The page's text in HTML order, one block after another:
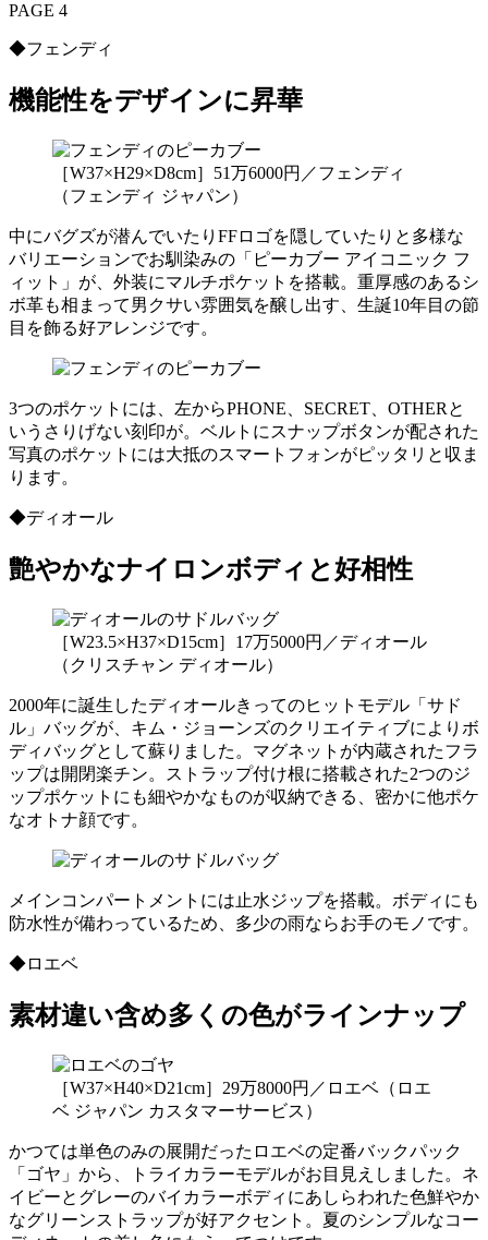
PAGE 4
◆フェンディ
機能性をデザインに昇華
［W37×H29×D8cm］51万6000円／フェンディ
（フェンディ ジャパン）
中にバグズが潜んでいたりFFロゴを隠していたりと多様な
バリエーションでお馴染みの「ピーカブー アイコニック フ
ィット」が、外装にマルチポケットを搭載。重厚感のあるシ
ボ革も相まって男クサい雰囲気を醸し出す、生誕10年目の節
目を飾る好アレンジです。
3つのポケットには、左からPHONE、SECRET、OTHERと
いうさりげない刻印が。ベルトにスナップボタンが配された
写真のポケットには大抵のスマートフォンがピッタリと収ま
ります。
◆ディオール
艶やかなナイロンボディと好相性
［W23.5×H37×D15cm］17万5000円／ディオール
（クリスチャン ディオール）
2000年に誕生したディオールきってのヒットモデル「サド
ル」バッグが、キム・ジョーンズのクリエイティブによりボ
ディバッグとして蘇りました。マグネットが内蔵されたフラ
ップは開閉楽チン。ストラップ付け根に搭載された2つのジ
ップポケットにも細やかなものが収納できる、密かに他ポケ
なオトナ顔です。
メインコンパートメントには止水ジップを搭載。ボディにも
防水性が備わっているため、多少の雨ならお手のモノです。
◆ロエベ
素材違い含め多くの色がラインナップ
［W37×H40×D21cm］29万8000円／ロエベ（ロエ
ベ ジャパン カスタマーサービス）
かつては単色のみの展開だったロエベの定番バックパック
「ゴヤ」から、トライカラーモデルがお目見えしました。ネ
イビーとグレーのバイカラーボディにあしらわれた色鮮やか
なグリーンストラップが好アクセント。夏のシンプルなコー